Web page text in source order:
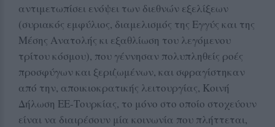
αντιμετωπίσει ενόψει των διεθνών εξελίξεων
(συριακός εμφύλιος, διαμελισμός της Εγγύς και της
Μέσης Ανατολής κι εξαθλίωση του λεγόμενου
τρίτου κόσμου), που γέννησαν πολυπληθείς ροές
προσφύγων και ξεριζωμένων, και σφραγίστηκαν
από την, αποικιοκρατικής λειτουργίας, Κοινή
Δήλωση ΕΕ-Τουρκίας, το μόνο στο οποίο στοχεύουν
είναι να διαιρέσουν μία κοινωνία που πλήττεται,